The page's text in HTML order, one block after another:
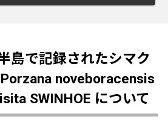
島で記録されたシマク
noveboracensis
SWINHOE について